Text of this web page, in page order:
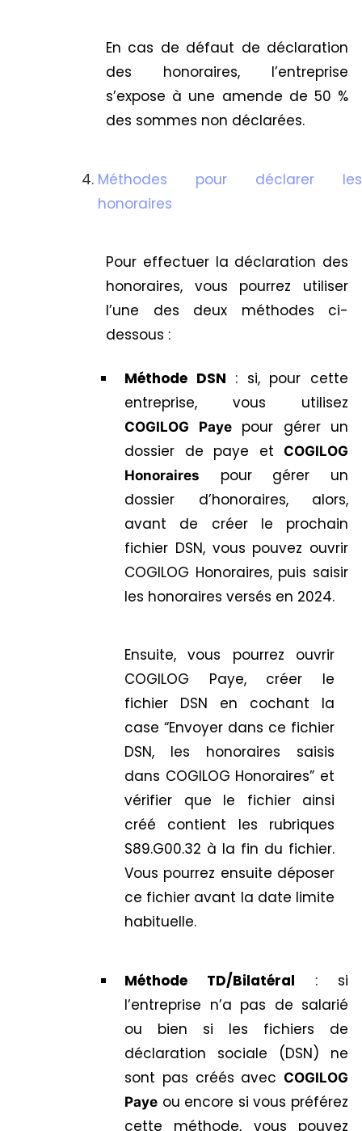
En cas de défaut de déclaration
des honoraires, l’entreprise
s’expose à une amende de 50 %
des sommes non déclarées.
Méthodes pour déclarer les
honoraires
Pour effectuer la déclaration des
honoraires, vous pourrez utiliser
l’une des deux méthodes ci-
dessous :
Méthode DSN : si, pour cette
entreprise, vous utilisez
COGILOG Payepour gérer un
dossier de paye et COGILOG
Honoraires
pour gérer un
dossier d’honoraires, alors,
avant de créer le prochain
fichier DSN, vous pouvez ouvrir
COGILOG Honoraires, puis saisir
les honoraires versés en 2024.
Ensuite, vous pourrez ouvrir
COGILOG Paye, créer le
fichier DSN en cochant la
case “Envoyer dans ce fichier
DSN, les honoraires saisis
dans COGILOG Honoraires” et
vérifier que le fichier ainsi
créé contient les rubriques
S89.G00.32 à la fin du fichier.
Vous pourrez ensuite déposer
ce fichier avant la date limite
habituelle.
Méthode TD/Bilatéral : si
l’entreprise n’a pas de salarié
ou bien si les fichiers de
déclaration sociale (DSN) ne
sont pas créés avec COGILOG
Paye ou encore si vous préférez
cette méthode, vous pouvez